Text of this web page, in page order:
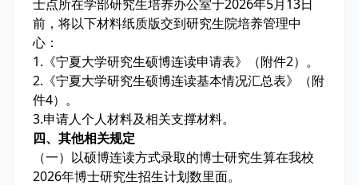
士点所在学部研究生培养办公室于2026年5月13日
前，将以下材料纸质版交到研究生院培养管理中
心：
1.《宁夏大学研究生硕博连读申请表》（附件2）。
2.《宁夏大学研究生硕博连读基本情况汇总表》（附
件4）。
3.申请人个人材料及相关支撑材料。
四、其他相关规定
（一）以硕博连读方式录取的博士研究生算在我校
2026年博士研究生招生计划数里面。